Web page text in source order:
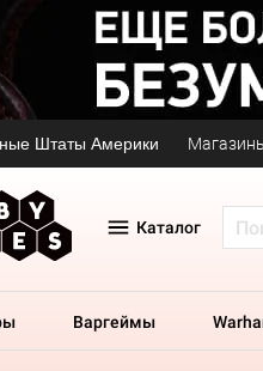
Штаты Америки
Каталог
Варгеймы